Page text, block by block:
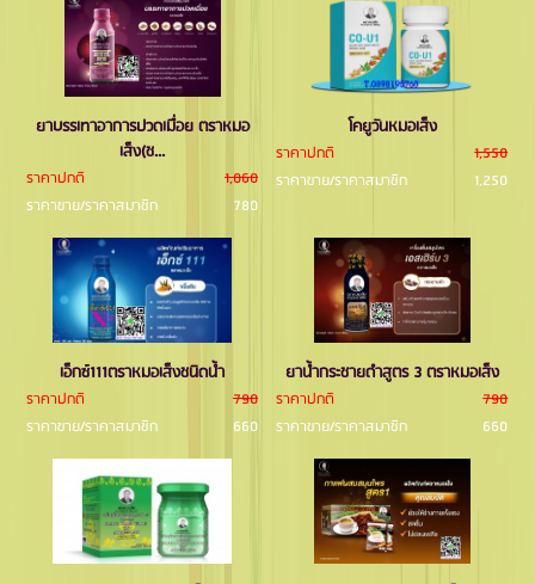
ยาบรรเทาอาการปวดเมื่อย ตราหมอ
เส็ง(ช...
ราคาปกติ
1,060
ราคาขาย/ราคาสมาชิก
780
โคยูวันหมอเส็ง
ราคาปกติ
1,550
ราคาขาย/ราคาสมาชิก
1,250
เอ็กซ์111ตราหมอเส็งชนิดนํ้า
ราคาปกติ
790
ราคาขาย/ราคาสมาชิก
660
ยาน้ำกระชายดำสูตร 3 ตราหมอเส็ง
ราคาปกติ
790
ราคาขาย/ราคาสมาชิก
660